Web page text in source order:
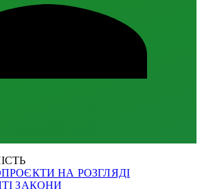
НА РОЗГЛЯДІ
ЗАКОНИ